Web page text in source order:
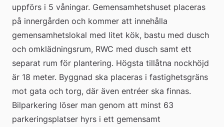
uppförs i 5 våningar. Gemensamhetshuset placeras
på innergården och kommer att innehålla
gemensamhetslokal med litet kök, bastu med dusch
och omklädningsrum, RWC med dusch samt ett
separat rum för plantering. Högsta tillåtna nockhöjd
är 18 meter. Byggnad ska placeras i fastighetsgräns
mot gata och torg, där även entréer ska finnas.
Bilparkering löser man genom att minst 63
parkeringsplatser hyrs i ett gemensamt